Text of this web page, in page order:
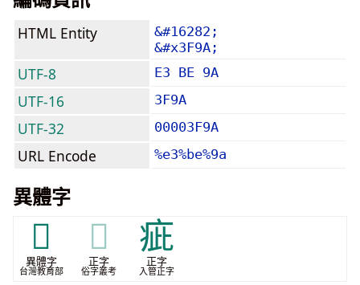
HTML Entity
&#16282;
&#x3F9A;
UTF-8 E3 BE 9A
UTF-16 3F9A
UTF-32 00003F9A
URL Encode %e3%be%9a
異體字
𤺎
異體字
台灣教育部
𤺎
正字
俗字叢考
疵
正字
入管正字